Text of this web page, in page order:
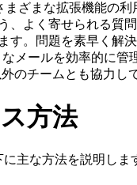
ざまな拡張機能の利
、よく寄せられる質
す。問題を素早く解
メールを効率的に管
のチームとも協力し
方法
主な方法を説明しま